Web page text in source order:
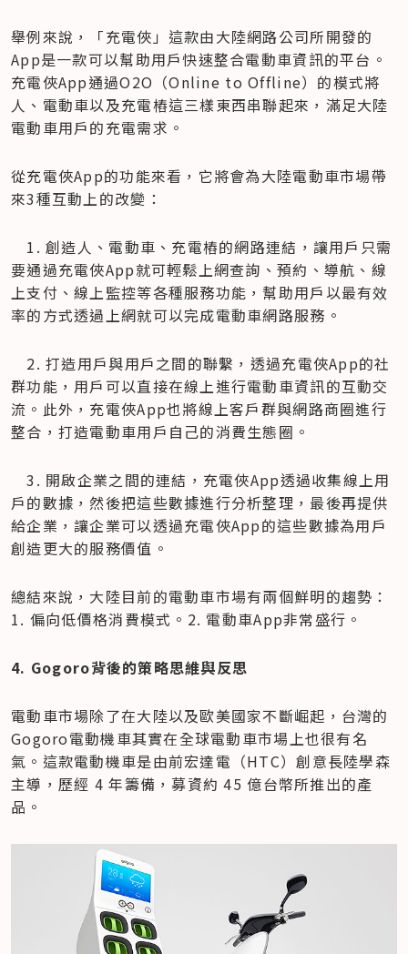
舉例來說，「充電俠」這款由大陸網路公司所開發的
App是一款可以幫助用戶快速整合電動車資訊的平台。
充電俠App通過O2O（Online to Offline）的模式將
人、電動車以及充電樁這三樣東西串聯起來，滿足大陸
電動車用戶的充電需求。
從充電俠App的功能來看，它將會為大陸電動車市場帶
來3種互動上的改變：
1. 創造人、電動車、充電樁的網路連結，讓用戶只需
要通過充電俠App就可輕鬆上網查詢、預約、導航、線
上支付、線上監控等各種服務功能，幫助用戶以最有效
率的方式透過上網就可以完成電動車網路服務。
2. 打造用戶與用戶之間的聯繫，透過充電俠App的社
群功能，用戶可以直接在線上進行電動車資訊的互動交
流。此外，充電俠App也將線上客戶群與網路商圈進行
整合，打造電動車用戶自己的消費生態圈。
3. 開啟企業之間的連結，充電俠App透過收集線上用
戶的數據，然後把這些數據進行分析整理，最後再提供
給企業，讓企業可以透過充電俠App的這些數據為用戶
創造更大的服務價值。
總結來說，大陸目前的電動車市場有兩個鮮明的趨勢：
1. 偏向低價格消費模式。2. 電動車App非常盛行。
4. Gogoro背後的策略思維與反思
電動車市場除了在大陸以及歐美國家不斷崛起，台灣的
Gogoro電動機車其實在全球電動車市場上也很有名
氣。這款電動機車是由前宏達電（HTC）創意長陸學森
主導，歷經 4 年籌備，募資約 45 億台幣所推出的產
品。